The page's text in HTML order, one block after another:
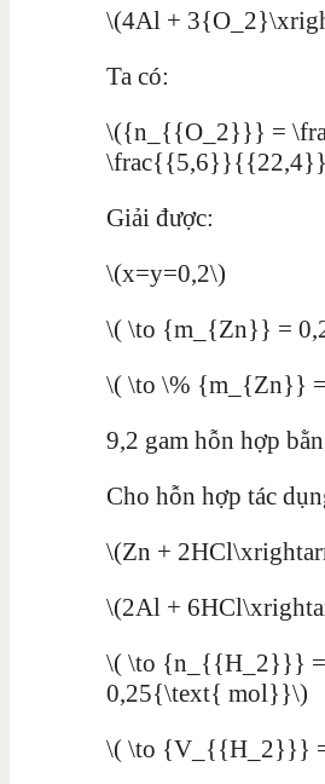
\(4Al +
Ta có:
\({n_{{O_2}}} =
Giải được:
\(x=y=0,2\)
\( \to {m_{Zn}} =
\( \to \% {m_{Zn}}
9,2 gam hỗn hợp
Cho hỗn hợp tác
\(Zn +
\(2Al +
\( \to {n_{{H_2}}}
0,25{\text{ mol}}\)
\( \to {V_{{H_2}}}